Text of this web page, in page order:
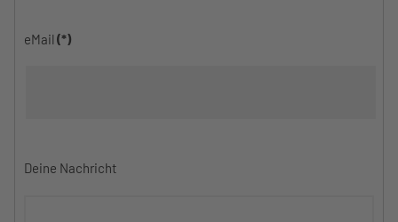
eMail (*)
Deine Nachricht